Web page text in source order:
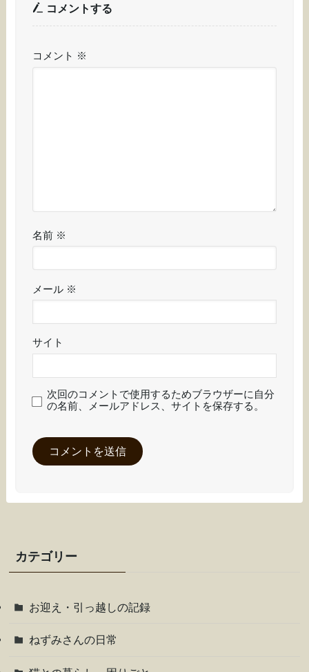
コメントする
コメント ※
名前 ※
メール ※
サイト
次回のコメントで使用するためブラウザーに自分
の名前、メールアドレス、サイトを保存する。
カテゴリー
お迎え・引っ越しの記録
ねずみさんの日常